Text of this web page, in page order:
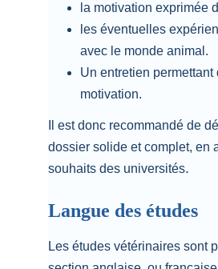
la motivation exprimée
les éventuelles
avec le monde animal.
Un entretien permettant
motivation.
Il est donc recommandé de
dossier solide et complet, en
souhaits des universités.
Langue des études
Les études vétérinaires sont